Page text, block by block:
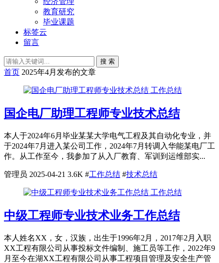
教育研究
毕业课题
标签云
留言
搜 索
首页 2025年4月发布的文章
工作总结
国企电厂助理工程师专业技术总结
本人于2024年6月毕业某某大学电气工程及其自动化专业，并
于2024年7月进入某公司工作，2024年7月转调入华能某电厂工
作。从工作至今，我参加了从入厂教育、军训到运维部实...
管理员 2025-04-21 3.6K #工作总结 #技术总结
工作总结
中级工程师专业技术业务工作总结
本人姓名XX，女，汉族，出生于1996年2月，2017年2月入职
XX工程有限公司从事投标文件编制、施工员等工作，2022年9
月至今在湖XX工程有限公司从事工程项目管理及安全生产管